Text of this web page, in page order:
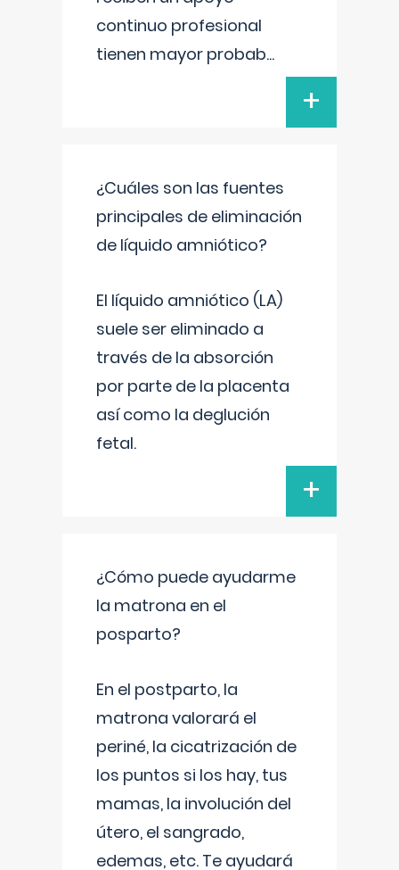
continuo profesional
tienen mayor probab...
+
¿Cuáles son las fuentes
principales de eliminación
de líquido amniótico?
El líquido amniótico (LA)
suele ser eliminado a
través de la absorción
por parte de la placenta
así como la deglución
fetal.
+
¿Cómo puede ayudarme
la matrona en el
posparto?
En el postparto, la
matrona valorará el
periné, la cicatrización de
los puntos si los hay, tus
mamas, la involución del
útero, el sangrado,
edemas, etc. Te ayudará